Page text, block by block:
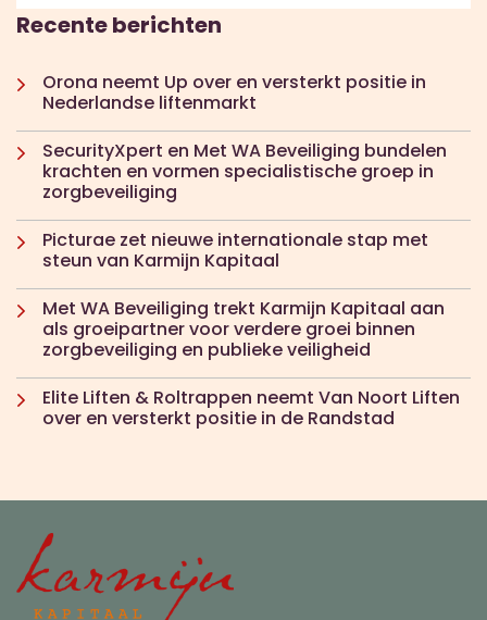
Recente berichten
Orona neemt Up over en versterkt positie in
Nederlandse liftenmarkt
SecurityXpert en Met WA Beveiliging bundelen
krachten en vormen specialistische groep in
zorgbeveiliging
Picturae zet nieuwe internationale stap met
steun van Karmijn Kapitaal
Met WA Beveiliging trekt Karmijn Kapitaal aan
als groeipartner voor verdere groei binnen
zorgbeveiliging en publieke veiligheid
Elite Liften & Roltrappen neemt Van Noort Liften
over en versterkt positie in de Randstad